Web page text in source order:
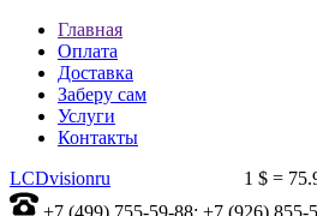
Главная
Оплата
Доставка
Заберу сам
Услуги
Контакты
1 $ =
LCDvisionru
+7 (499) 755-59-88; +7 (926) 855-